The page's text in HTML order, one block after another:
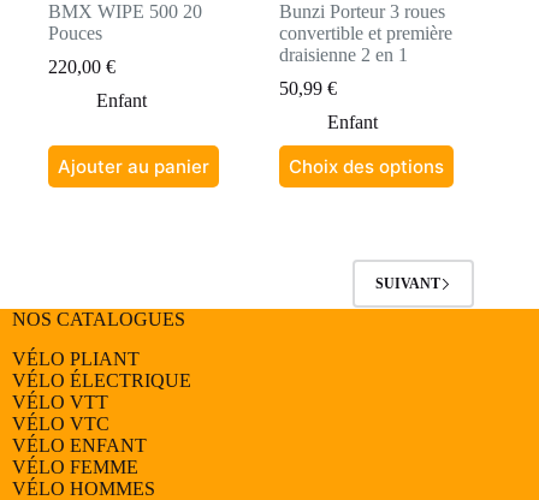
BMX WIPE 500 20
Pouces
220,00 €
Enfant
Ajouter au panier
Bunzi Porteur 3 roues
convertible et première
draisienne 2 en 1
50,99€
Enfant
Choix des options
Ce
produit
peuvent
SUIVANT
NOS CATALOGUES
VÉLO PLIANT
VÉLO ÉLECTRIQUE
VÉLO VTT
VÉLO VTC
VÉLO ENFANT
VÉLO FEMME
VÉLO HOMMES